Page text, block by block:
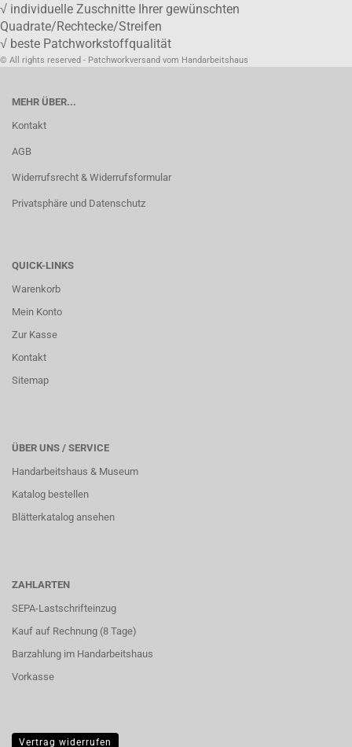
√ individuelle Zuschnitte Ihrer gewünschten
Quadrate/Rechtecke/Streifen
√ beste Patchworkstoffqualität
© All rights reserved - Patchworkversand vom Handarbeitshaus
MEHR ÜBER...
Kontakt
AGB
Widerrufsrecht & Widerrufsformular
Privatsphäre und Datenschutz
QUICK-LINKS
Warenkorb
Mein Konto
Zur Kasse
Kontakt
Sitemap
ÜBER UNS / SERVICE
Handarbeitshaus & Museum
Katalog bestellen
Blätterkatalog ansehen
ZAHLARTEN
SEPA-Lastschrifteinzug
Kauf auf Rechnung (8 Tage)
Barzahlung im Handarbeitshaus
Vorkasse
Vertrag widerrufen